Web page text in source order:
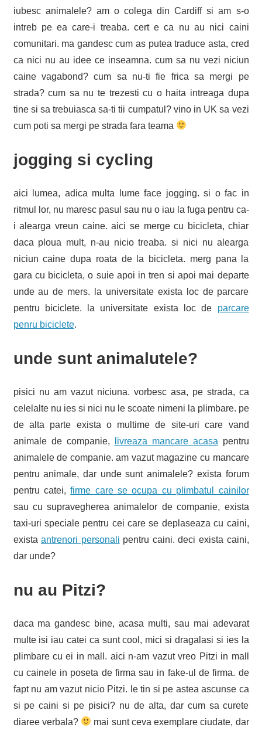
iubesc animalele? am o colega din Cardiff si am s-o
intreb pe ea care-i treaba. cert e ca nu au nici caini
comunitari. ma gandesc cum as putea traduce asta, cred
ca nici nu au idee ce inseamna. cum sa nu vezi niciun
caine vagabond? cum sa nu-ti fie frica sa mergi pe
strada? cum sa nu te trezesti cu o haita intreaga dupa
tine si sa trebuiasca sa-ti tii cumpatul? vino in UK sa vezi
cum poti sa mergi pe strada fara teama
jogging si cycling
aici lumea, adica multa lume face jogging. si o fac in
ritmul lor, nu maresc pasul sau nu o iau la fuga pentru ca-
i alearga vreun caine. aici se merge cu bicicleta, chiar
daca ploua mult, n-au nicio treaba. si nici nu alearga
niciun caine dupa roata de la bicicleta. merg pana la
gara cu bicicleta, o suie apoi in tren si apoi mai departe
unde au de mers. la universitate exista loc de parcare
pentru biciclete. la universitate exista loc de parcare
penru biciclete.
unde sunt animalutele?
pisici nu am vazut niciuna. vorbesc asa, pe strada, ca
celelalte nu ies si nici nu le scoate nimeni la plimbare. pe
de alta parte exista o multime de site-uri care vand
animale de companie,
livreaza mancare acasa pentru
animalele de companie. am vazut magazine cu mancare
pentru animale, dar unde sunt animalele? exista forum
pentru catei,firme care se ocupa cu plimbatul cainilor
sau cu supravegherea animalelor de companie, exista
taxi-uri speciale pentru cei care se deplaseaza cu caini,
existaantrenori personali pentru caini. deci exista caini,
dar unde?
nu au Pitzi?
daca ma gandesc bine, acasa multi, sau mai adevarat
multe isi iau catei ca sunt cool, mici si dragalasi si ies la
plimbare cu ei in mall. aici n-am vazut vreo Pitzi in mall
cu cainele in poseta de firma sau in fake-ul de firma. de
fapt nu am vazut nicio Pitzi. le tin si pe astea ascunse ca
si pe caini si pe pisici? nu de alta, dar cum sa curete
diaree verbala?
mai sunt ceva exemplare ciudate, dar